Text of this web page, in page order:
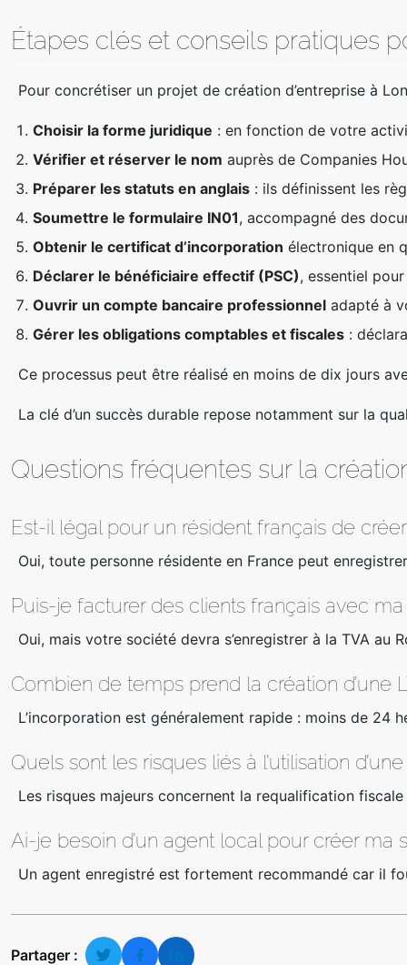
Étapes clés et conseils pratiques
Pour concrétiser un projet de création d’entreprise à
Choisir la forme juridique : en fonction de votre
Vérifier et réserver le nom auprès de Companies
Préparer les statuts en anglais : ils définissent les
Soumettre le formulaire IN01, accompagné des
Obtenir le certificat d’incorporation électronique en
Déclarer le bénéficiaire effectif (PSC), essentiel
Ouvrir un compte bancaire professionnel adapté à
Gérer les obligations comptables et fiscales :
Ce processus peut être réalisé en moins de dix jours
La clé d’un succès durable repose notamment sur la
Questions fréquentes sur la
Est-il légal pour un résident français de
Oui, toute personne résidente en France peut
Puis-je facturer des clients français avec
Oui, mais votre société devra s’enregistrer à la TVA
Combien de temps prend la création d’une
L’incorporation est généralement rapide : moins de 24
Quels sont les risques liés à l’utilisation
Les risques majeurs concernent la requalification
Ai-je besoin d’un agent local pour créer ma
Un agent enregistré est fortement recommandé car il
Partager :